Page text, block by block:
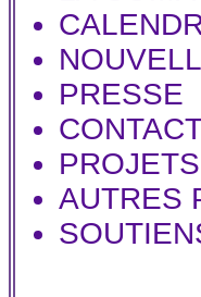
PRESSE
AUTRES